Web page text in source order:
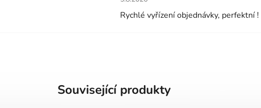
Rychlé vyřízení objednávky, perfektní !
Související produkty